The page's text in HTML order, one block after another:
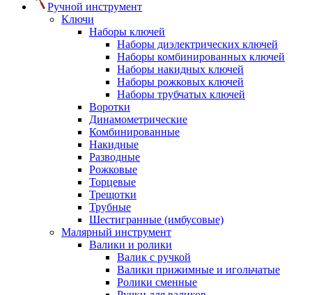
Ручной инструмент
Ключи
Наборы ключей
Наборы диэлектрических ключей
Наборы комбинированных ключей
Наборы накидных ключей
Наборы рожковых ключей
Наборы трубчатых ключей
Воротки
Динамометрические
Комбинированные
Накидные
Разводные
Рожковые
Торцевые
Трещотки
Трубные
Шестигранные (имбусовые)
Малярный инструмент
Валики и ролики
Валик с ручкой
Валики прижимные и игольчатые
Ролики сменные